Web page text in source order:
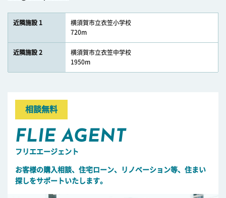
近隣施設 1
横須賀市立衣笠小学校
720m
近隣施設 2
横須賀市立衣笠中学校
1950m
相談無料
FLIE AGENT
フリエエージェント
お客様の購入相談、住宅ローン、リノベーション等、住まい
探しをサポートいたします。